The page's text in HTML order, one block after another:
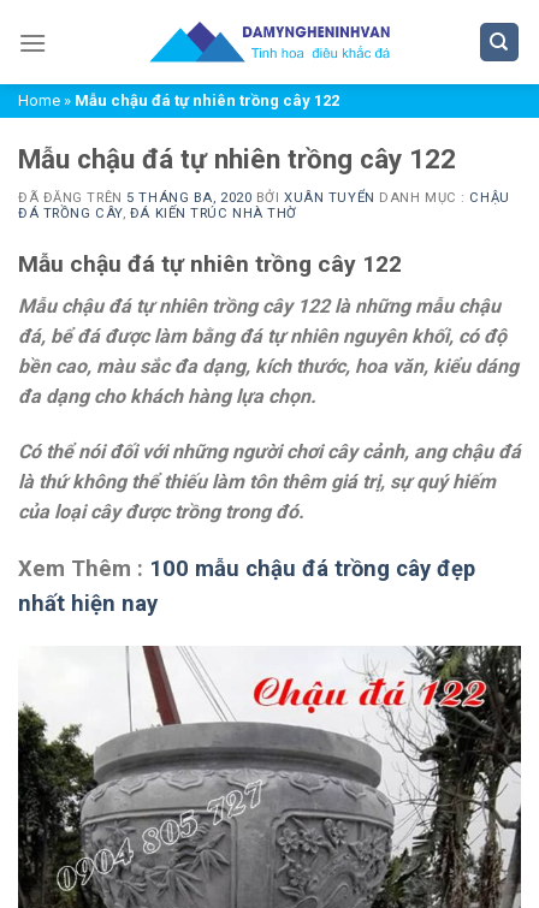
đến
dungHome » Mẫu chậu đá tự nhiên trồng cây 122
Mẫu chậu đá tự nhiên trồng cây 122
ĐÃ ĐĂNG TRÊN 5 THÁNG BA, 2020 BỞIXUÂN TUYỂN DANH MỤC : CHẬU
ĐÁ TRỒNG CÂY, ĐÁ KIẾN TRÚC NHÀ THỜ
Mẫu chậu đá tự nhiên trồng cây 122
Mẫu chậu đá tự nhiên trồng cây 122 là những mẫu chậu
đá, bể đá được làm bằng đá tự nhiên nguyên khối, có độ
bền cao, màu sắc đa dạng, kích thước, hoa văn, kiểu dáng
đa dạng cho khách hàng lựa chọn.
Có thể nói đối với những người chơi cây cảnh, ang chậu đá
là thứ không thể thiếu làm tôn thêm giá trị, sự quý hiếm
của loại cây được trồng trong đó.
Xem Thêm : 100 mẫu chậu đá trồng cây đẹp
nhất hiện nay